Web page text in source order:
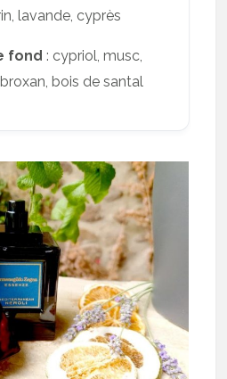
lavande, cyprès
fond : cypriol, musc,
bois de santal